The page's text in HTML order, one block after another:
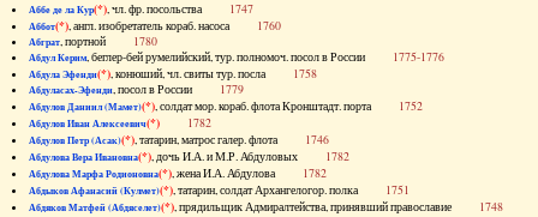
Аббе де ла Кур(*), чл. фр. посольства 1747
Аббот(*), англ. изобретатель кораб. насоса 1760
Абграт, портной 1780
Абдул Керим, беглер-бей румелийский, тур. полномоч. посол в России 1775-1776
Абдула Эфенди(*), конюший, чл. свиты тур. посла 1758
Абдуласах-Эфенди, посол в России 1779
Абдулов Даниил (Мамет)(*), солдат мор. кораб. флота Кронштадт. порта 1752
Абдулов Иван Алексеевич(*) 1782
Абдулов Петр (Асак)(*), татарин, матрос галер. флота 1746
Абдулова Вера Ивановна(*), дочь И.А. и М.Р. Абдуловых 1782
Абдулова Марфа Родионовна(*), жена И.А. Абдулова 1782
Абдыков Афанасий (Кулмет)(*), татарин, солдат Архангелогор. полка 1751
Абдяков Матфей (Абдяселет)(*), прядильщик Адмиралтейства, принявший православие 1748